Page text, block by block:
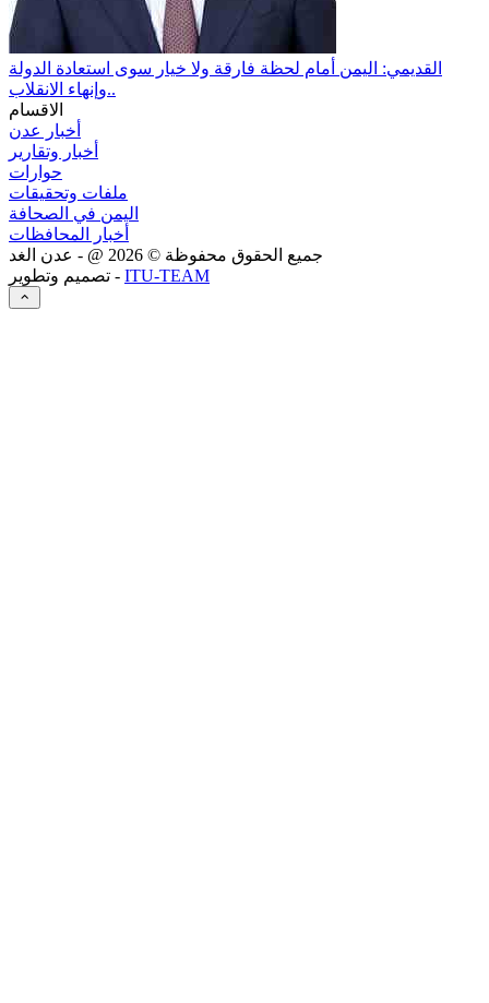
القديمي: اليمن أمام لحظة فارقة ولا خيار سوى استعادة الدولة
وإنهاء الانقلاب..
الاقسام
أخبار عدن
أخبار وتقارير
حوارات
ملفات وتحقيقات
اليمن في الصحافة
أخبار المحافظات
جميع الحقوق محفوظة © 2026 @ - عدن الغد
تصميم وتطوير - ITU-TEAM